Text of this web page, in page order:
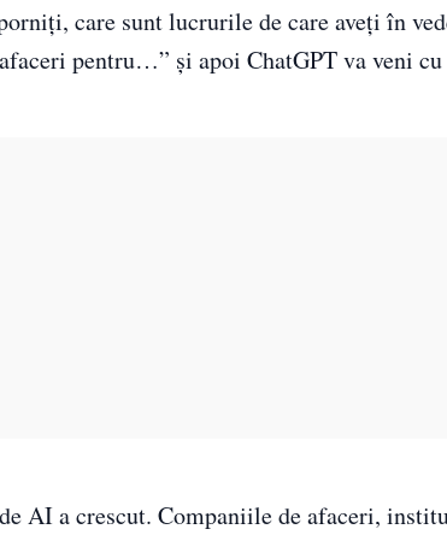
care sunt lucrurile de care aveți în
pentru…” și apoi ChatGPT va veni
AI a crescut. Companiile de afaceri,